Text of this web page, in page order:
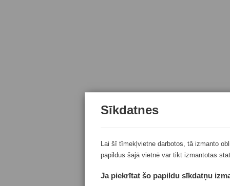
Sīkdatnes
Lai šī tīmekļvietne darbotos, tā izmanto
papildus šajā vietnē var tikt izmantotas
Ja piekrītat šo papildu sīkdatņu